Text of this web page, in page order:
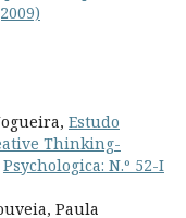
Estudo
Thinking-
Psychologica: N.º 52-I
Paula